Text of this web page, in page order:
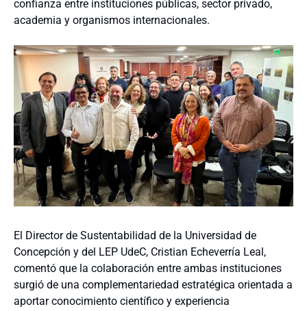
confianza entre instituciones públicas, sector privado,
academia y organismos internacionales.
El Director de Sustentabilidad de la Universidad de
Concepción y del LEP UdeC, Cristian Echeverría Leal,
comentó que la colaboración entre ambas instituciones
surgió de una complementariedad estratégica orientada a
aportar conocimiento científico y experiencia